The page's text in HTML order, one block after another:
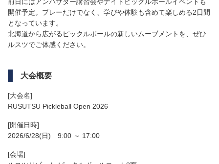
開催予定。プレーだけでなく、学びや体験も含めて楽しめる2日間
となっています。
北海道から広がるピックルボールの新しいムーブメントを、ぜひ
ルスツでご体感ください。
大会概要
[大会名]
RUSUTSU Pickleball Open 2026
[開催日時]
2026/6/28(日) 9:00 ～ 17:00
[会場]